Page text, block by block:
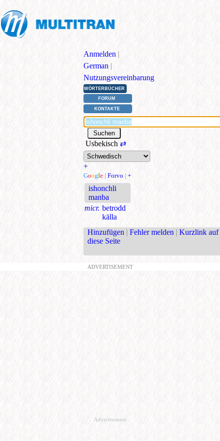
Anmelden |
German |
Nutzungsvereinbarung
WÖRTERBÜCHER
FORUM
KONTAKTE
Usbekisch⇄
+
Google | Forvo | +
ishonchli
manba
micr. betrodd
källa
Hinzufügen | Fehler melden | Kurzlink auf
diese Seite
ADVERTISEMENT
Advertisement